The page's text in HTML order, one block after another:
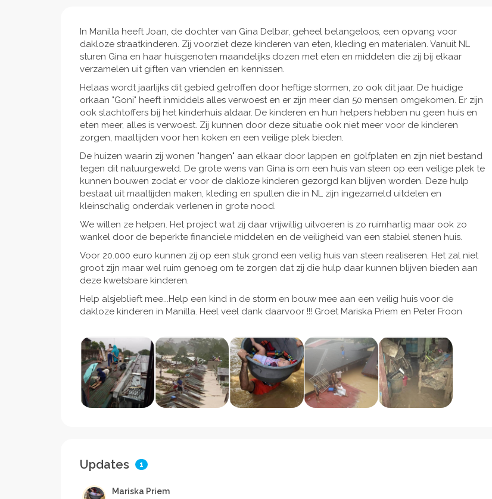
In Manilla heeft Joan, de dochter van Gina Delbar, geheel belangeloos, een opvang voor
dakloze straatkinderen. Zij voorziet deze kinderen van eten, kleding en materialen. Vanuit NL
sturen Gina en haar huisgenoten maandelijks dozen met eten en middelen die zij bij elkaar
verzamelen uit giften van vrienden en kennissen.
Helaas wordt jaarlijks dit gebied getroffen door heftige stormen, zo ook dit jaar. De huidige
orkaan "Goni" heeft inmiddels alles verwoest en er zijn meer dan 50 mensen omgekomen. Er zijn
ook slachtoffers bij het kinderhuis aldaar. De kinderen en hun helpers hebben nu geen huis en
eten meer, alles is verwoest. Zij kunnen door deze situatie ook niet meer voor de kinderen
zorgen, maaltijden voor hen koken en een veilige plek bieden.
De huizen waarin zij wonen "hangen" aan elkaar door lappen en golfplaten en zijn niet bestand
tegen dit natuurgeweld. De grote wens van Gina is om een huis van steen op een veilige plek te
kunnen bouwen zodat er voor de dakloze kinderen gezorgd kan blijven worden. Deze hulp
bestaat uit maaltijden maken, kleding en spullen die in NL zijn ingezameld uitdelen en
kleinschalig onderdak verlenen in grote nood.
We willen ze helpen. Het project wat zij daar vrijwillig uitvoeren is zo ruimhartig maar ook zo
wankel door de beperkte financiele middelen en de veiligheid van een stabiel stenen huis.
Voor 20.000 euro kunnen zij op een stuk grond een veilig huis van steen realiseren. Het zal niet
groot zijn maar wel ruim genoeg om te zorgen dat zij die hulp daar kunnen blijven bieden aan
deze kwetsbare kinderen.
Help alsjeblieft mee...Help een kind in de storm en bouw mee aan een veilig huis voor de
dakloze kinderen in Manilla. Heel veel dank daarvoor !!! Groet Mariska Priem en Peter Froon
Updates 1
Mariska Priem